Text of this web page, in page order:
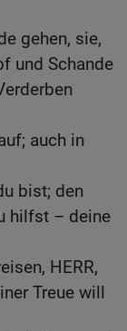
gehen, sie,
und Schande
auch in
bist; den
hilfst – deine
HERR,
Treue will